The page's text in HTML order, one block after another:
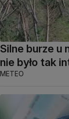
Silne burze u
nie było tak
METEO